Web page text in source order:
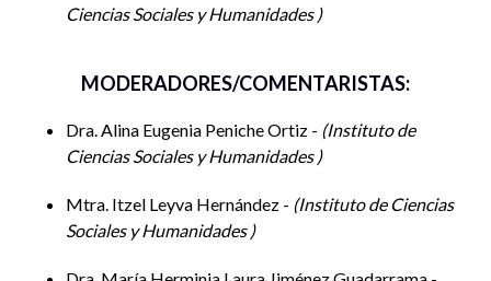
Ciencias Sociales y Humanidades
MODERADORES/COMENTARISTAS:
Dra. Alina Eugenia Peniche Ortiz - Instituto de
Ciencias Sociales y Humanidades
Mtra. Itzel Leyva Hernández - Instituto de Ciencias
Sociales y Humanidades